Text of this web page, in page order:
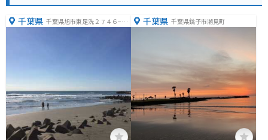
千葉県 千葉県旭市東足洗２７４６−１
千葉県 千葉県銚子市潮見町